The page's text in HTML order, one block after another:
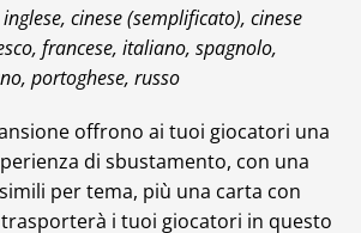
cinese (semplificato), cinese
francese, italiano, spagnolo,
portoghese, russo
offrono ai tuoi giocatori una
di sbustamento, con una
per tema, più una carta con
i tuoi giocatori in questo